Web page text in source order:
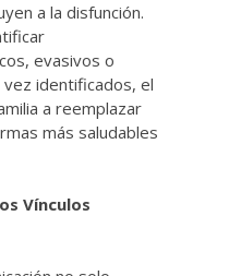
a la disfunción.
evasivos o
identificados, el
a reemplazar
más saludables
Vínculos